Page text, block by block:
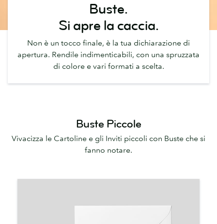
Buste.
Si apre la caccia.
Non è un tocco finale, è la tua dichiarazione di
apertura. Rendile indimenticabili, con una spruzzata
di colore e vari formati a scelta.
Buste Piccole
Vivacizza le Cartoline e gli Inviti piccoli con Buste che si
fanno notare.